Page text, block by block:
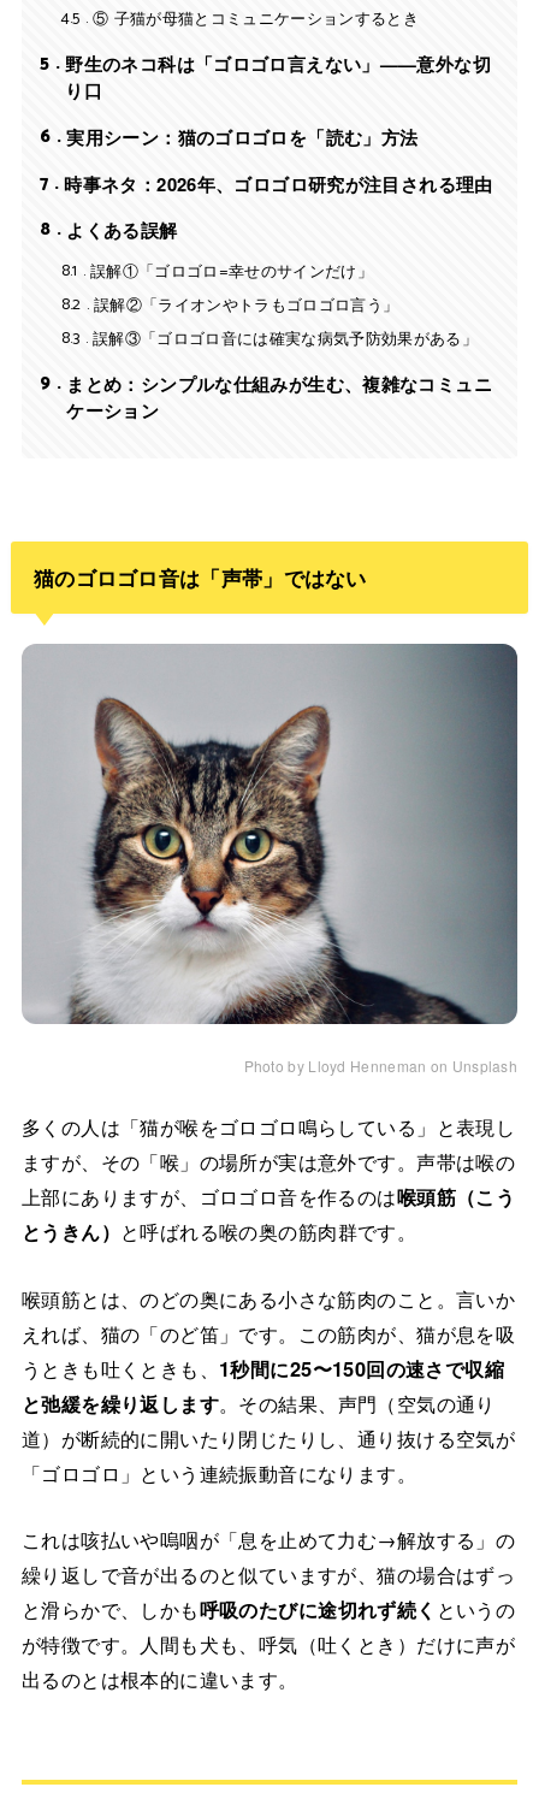
4.5 ⑤ 子猫が母猫とコミュニケーションするとき
5
野生のネコ科は「ゴロゴロ言えない」——意外な切
り口
6 実用シーン：猫のゴロゴロを「読む」方法
7 時事ネタ：2026年、ゴロゴロ研究が注目される理由
8
よくある誤解
8.1
誤解①「ゴロゴロ=幸せのサインだけ」
8.2 誤解②「ライオンやトラもゴロゴロ言う」
8.3 誤解③「ゴロゴロ音には確実な病気予防効果がある」
9
まとめ：シンプルな仕組みが生む、複雑なコミュニ
ケーション
猫のゴロゴロ音は「声帯」ではない
Photo by Lloyd Henneman on Unsplash
多くの人は「猫が喉をゴロゴロ鳴らしている」と表現し
ますが、その「喉」の場所が実は意外です。声帯は喉の
上部にありますが、ゴロゴロ音を作るのは喉頭筋（こう
とうきん） と呼ばれる喉の奥の筋肉群です。
喉頭筋とは、のどの奥にある小さな筋肉のこと。言いか
えれば、猫の「のど笛」です。この筋肉が、猫が息を吸
うときも吐くときも、 1秒間に25〜150回の速さで収縮
と弛緩を繰り返します。その結果、声門（空気の通り
道）が断続的に開いたり閉じたりし、通り抜ける空気が
「ゴロゴロ」という連続振動音になります。
これは咳払いや嗚咽が「息を止めて力む→解放する」の
繰り返しで音が出るのと似ていますが、猫の場合はずっ
と滑らかで、しかも呼吸のたびに途切れず続く というの
が特徴です。人間も犬も、呼気（吐くとき）だけに声が
出るのとは根本的に違います。